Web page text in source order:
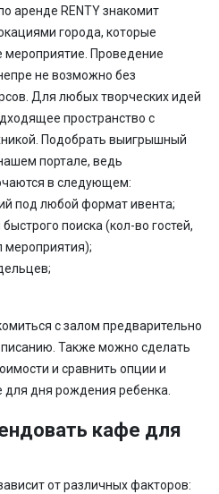
аренде RENTY знакомит
города, которые
мероприятие. Проведение
не возможно без
Для любых творческих идей
пространство с
Подобрать выигрышный
портале, ведь
в следующем:
под любой формат ивента;
поиска (кол-во гостей,
мероприятия);
с залом предварительно
Также можно сделать
и сравнить опции и
дня рождения ребенка.
кафе для
от различных факторов: